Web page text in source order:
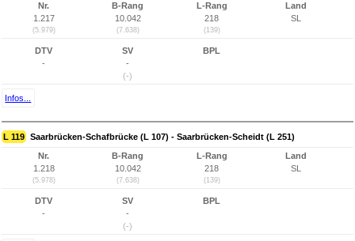
Nr.
1.217
(5.979)
B-Rang
10.042
(7.638)
L-Rang
218
(139)
Land
SL
DTV
-
SV
-
(-)
BPL
Infos...
L 119 Saarbrücken-Schafbrücke (L 107) - Saarbrücken-Scheidt (L 251)
Nr.
1.218
(5.978)
B-Rang
10.042
(7.638)
L-Rang
218
(139)
Land
SL
DTV
-
SV
-
(-)
BPL